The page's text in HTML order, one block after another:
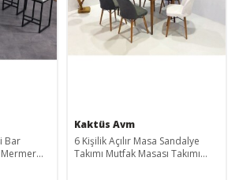
Bar
Mermer
Kaktüs Avm
6 Kişilik Açılır Masa Sandalye
Takımı Mutfak Masası Takımı